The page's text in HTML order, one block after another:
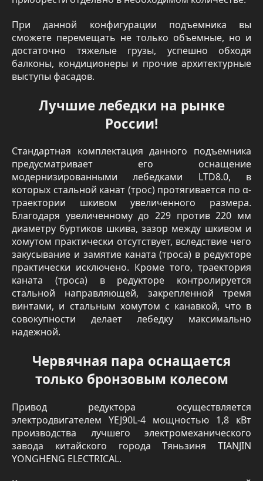
При данной конфигурации подъемника вы
сможете перемещать не только объемные, но и
достаточно тяжелые грузы, успешно обходя
балконы, кондиционеры и прочие архитектурные
выступы фасадов.
Лучшие лебедки на рынке
России!
Стандартная комплектация данного подъемника
предусматривает его оснащение
модернизированными лебедками LTD8.0, в
которых стальной канат (трос) протягивается по α-
траектории шкивом увеличенного размера.
Благодаря увеличенному до 229 против 220 мм
диаметру буртиков шкива, зазор между шкивом и
хомутом практически отсутствует, вследствие чего
закусывание и замятие каната (троса) в редукторе
практически исключено. Кроме того, траектория
каната (троса) в редукторе контролируется
стальной направляющей, закрепленной тремя
винтами, и стальным хомутом с канавкой, что в
совокупности делает лебедку максимально
надежной.
Червячная пара оснащается
только бронзовым колесом
Привод редуктора осуществляется
электродвигателем YEJ90L-4 мощностью 1,8 кВт
производства лучшего электромеханического
завода китайского города Тяньзиня TIANJIN
YONGHENG ELECTRICAL.